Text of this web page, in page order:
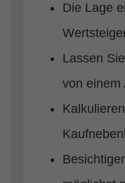
Die Lage
Lassen
von einem